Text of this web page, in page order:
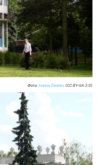
Фото: Hanna Zelenko (CC BY-SA 3.0)